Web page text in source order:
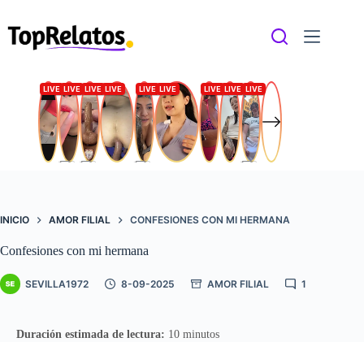
contenido
INICIO AMOR FILIAL CONFESIONES CON MI HERMANA
Confesiones con mi hermana
SEVILLA1972 8-09-2025 AMOR FILIAL 1
Duración estimada de lectura: 10 minutos